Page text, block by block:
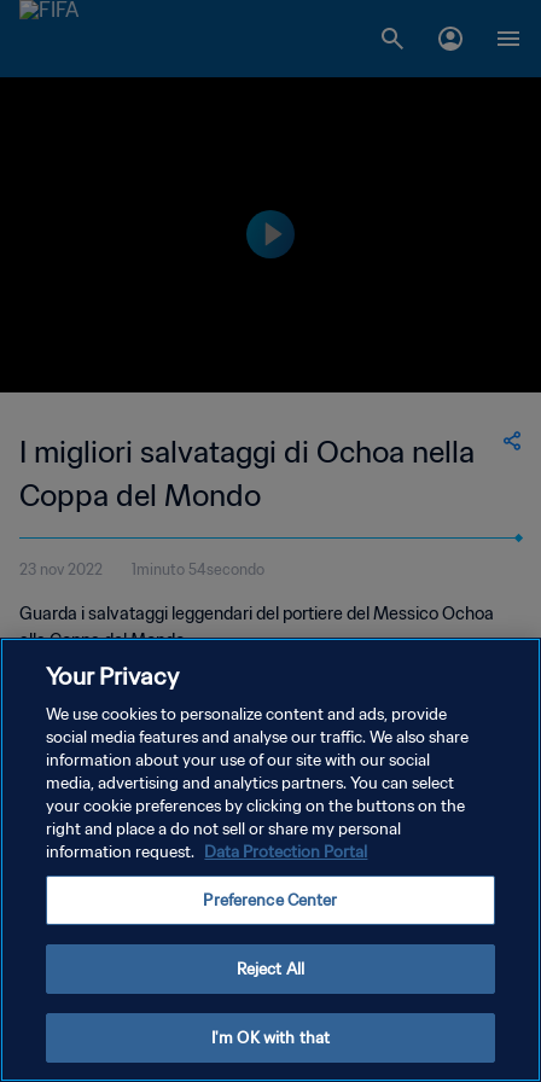
I migliori salvataggi di Ochoa nella
Coppa del Mondo
23 nov 2022 1minuto 54secondo
Guarda i salvataggi leggendari del portiere del Messico Ochoa
alla Coppa del Mondo
PRIVACY POLICY
TERMINI DI SERVIZIO
GESTISCI LE TUE PREFERENZE PER I COOKIES
Your Privacy
We use cookies to personalize content and ads, provide
social media features and analyse our traffic. We also share
information about your use of our site with our social
media, advertising and analytics partners. You can select
your cookie preferences by clicking on the buttons on the
right and place a do not sell or share my personal
information request. Data Protection Portal
Preference Center
Reject All
I'm OK with that